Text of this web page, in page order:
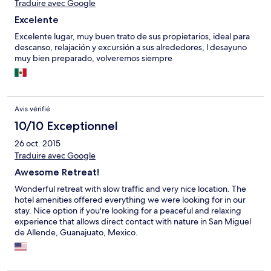
Traduire avec Google
Excelente
Excelente lugar, muy buen trato de sus propietarios, ideal para
descanso, relajación y excursión a sus alrededores, l desayuno
muy bien preparado, volveremos siempre
Avis vérifié
10/10 Exceptionnel
26 oct. 2015
Traduire avec Google
Awesome Retreat!
Wonderful retreat with slow traffic and very nice location. The
hotel amenities offered everything we were looking for in our
stay. Nice option if you're looking for a peaceful and relaxing
experience that allows direct contact with nature in San Miguel
de Allende, Guanajuato, Mexico.